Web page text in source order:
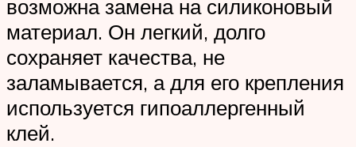
возможна замена на силиконовый
материал. Он легкий, долго
сохраняет качества, не
заламывается, а для его крепления
используется гипоаллергенный
клей.